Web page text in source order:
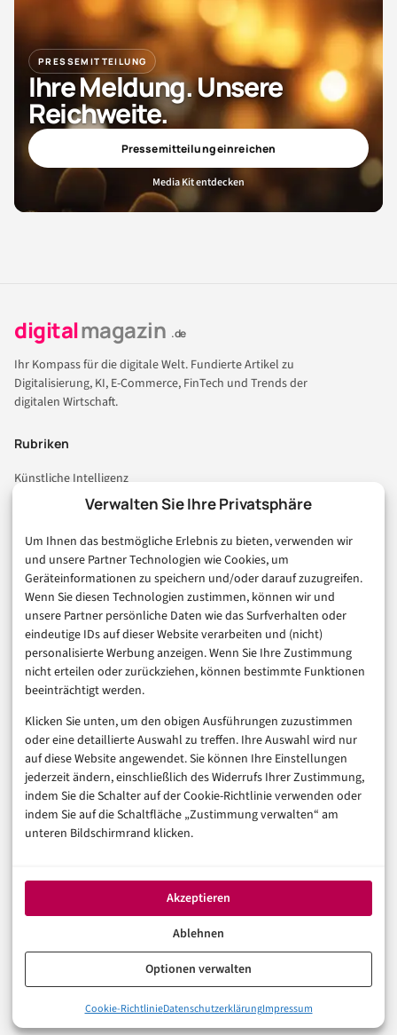
Verwalten Sie Ihre Privatsphäre
Um Ihnen das bestmögliche Erlebnis zu bieten, verwenden wir
und unsere Partner Technologien wie Cookies, um
Geräteinformationen zu speichern und/oder darauf zuzugreifen.
Wenn Sie diesen Technologien zustimmen, können wir und
unsere Partner persönliche Daten wie das Surfverhalten oder
eindeutige IDs auf dieser Website verarbeiten und (nicht)
personalisierte Werbung anzeigen. Wenn Sie Ihre Zustimmung
nicht erteilen oder zurückziehen, können bestimmte Funktionen
beeinträchtigt werden.
Klicken Sie unten, um den obigen Ausführungen zuzustimmen
oder eine detaillierte Auswahl zu treffen. Ihre Auswahl wird nur
auf diese Website angewendet. Sie können Ihre Einstellungen
jederzeit ändern, einschließlich des Widerrufs Ihrer Zustimmung,
indem Sie die Schalter auf der Cookie-Richtlinie verwenden oder
indem Sie auf die Schaltfläche „Zustimmung verwalten“ am
unteren Bildschirmrand klicken.
Akzeptieren
Ablehnen
Optionen verwalten
Cookie-RichtlinieDatenschutzerklärungImpressum
PRESSEMITTEILUNG
Ihre Meldung. Unsere
Reichweite.
Pressemitteilung einreichen
Media Kit entdecken
digitalmagazin .de
Ihr Kompass für die digitale Welt. Fundierte Artikel zu
Digitalisierung, KI, E-Commerce, FinTech und Trends der
digitalen Wirtschaft.
Rubriken
Künstliche Intelligenz
Technologie & IT
Consumer & Digital Life
Marketing
Finanzen & FinTech
Business & Karriere
Sicherheit & Recht
Digitalisierung
Marketing
Magazin
Unsere Redaktion
Werbeformate & Media Kit
Rechtliches
Datenschutzerklärung (EU)
Cookie-Richtlinie (EU)
Made with AI and care in Eberswalde.